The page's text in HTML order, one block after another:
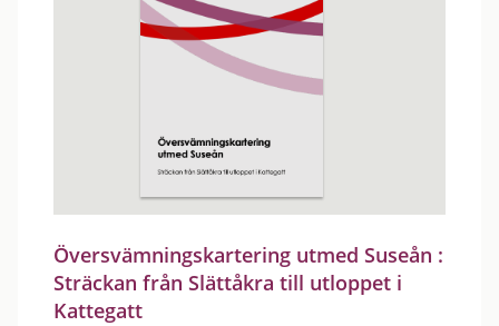
Översvämningskartering utmed Suseån :
Sträckan från Slättåkra till utloppet i
Kattegatt